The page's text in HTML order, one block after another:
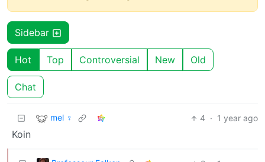
Sidebar
Hot Top Controversial New Old
Chat
mel ♀ 4 · 1 year ago
Koin